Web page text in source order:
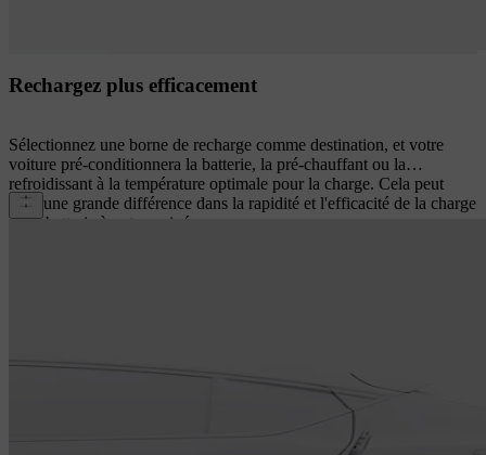
Rechargez plus efficacement
Sélectionnez une borne de recharge comme destination, et votre
voiture pré-conditionnera la batterie, la pré-chauffant ou la
refroidissant à la température optimale pour la charge. Cela peut
faire une grande différence dans la rapidité et l'efficacité de la charge
de la batterie à votre arrivée.